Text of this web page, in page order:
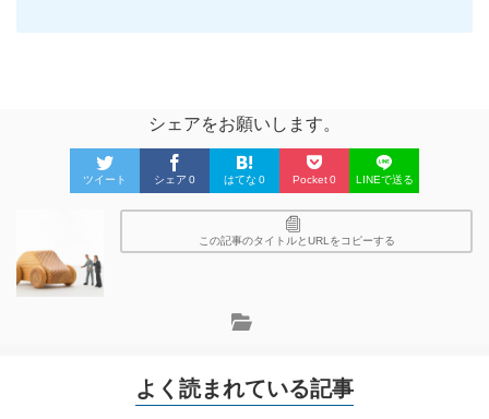
シェアをお願いします。
ツイート シェア 0 はてな 0 Pocket0 LINEで送る
この記事のタイトルとURLをコピーする
よく読まれている記事